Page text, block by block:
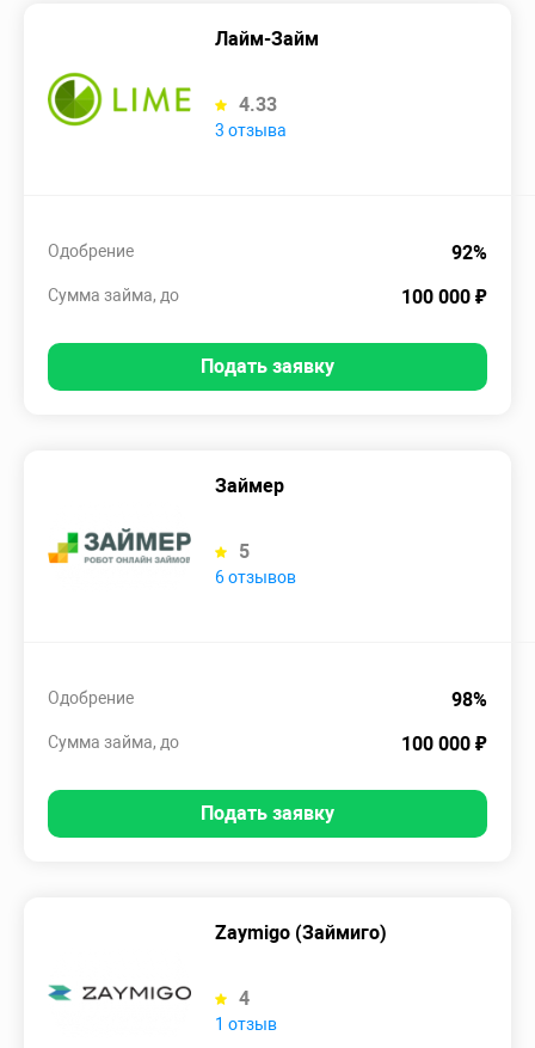
Лайм-Займ
4.33
3 отзыва
92%
Одобрение
100 000 ₽
Сумма займа, до
Подать заявку
Займер
5
6 отзывов
98%
Одобрение
100 000 ₽
Сумма займа, до
Подать заявку
Zaymigo (Займиго)
4
1 отзыв